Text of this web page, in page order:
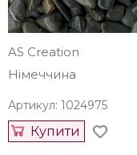
AS Creation
Німеччина
Артикул: 1024975
Купити